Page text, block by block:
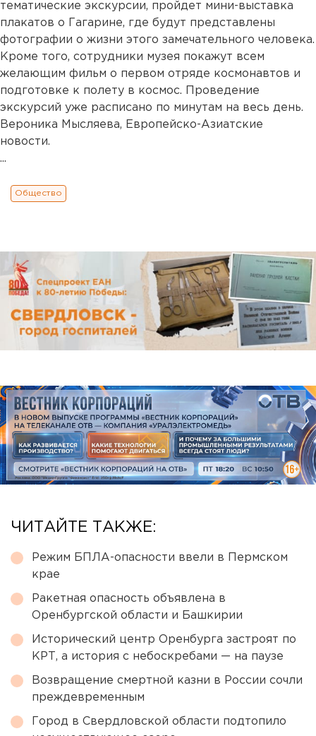
тематические экскурсии, пройдет мини-выставка
плакатов о Гагарине, где будут представлены
фотографии о жизни этого замечательного человека.
Кроме того, сотрудники музея покажут всем
желающим фильм о первом отряде космонавтов и
подготовке к полету в космос. Проведение
экскурсий уже расписано по минутам на весь день.
Вероника Мысляева, Европейско-Азиатские
новости.
...
Общество
ЧИТАЙТЕ ТАКЖЕ:
Режим БПЛА-опасности ввели в Пермском
крае
Ракетная опасность объявлена в
Оренбургской области и Башкирии
Исторический центр Оренбурга застроят по
КРТ, а история с небоскребами — на паузе
Возвращение смертной казни в России сочли
преждевременным
Город в Свердловской области подтопило